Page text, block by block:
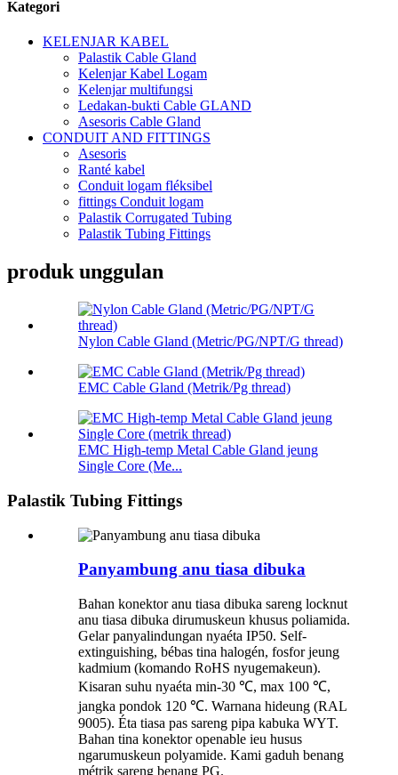
Kategori
KELENJAR KABEL
Palastik Cable Gland
Kelenjar Kabel Logam
Kelenjar multifungsi
Ledakan-bukti Cable GLAND
Asesoris Cable Gland
CONDUIT AND FITTINGS
Asesoris
Ranté kabel
Conduit logam fléksibel
fittings Conduit logam
Palastik Corrugated Tubing
Palastik Tubing Fittings
produk unggulan
Nylon Cable Gland (Metric/PG/NPT/G thread)
EMC Cable Gland (Metrik/Pg thread)
EMC High-temp Metal Cable Gland jeung
Single Core (Me...
Palastik Tubing Fittings
Panyambung anu tiasa dibuka
Bahan konektor anu tiasa dibuka sareng locknut
anu tiasa dibuka dirumuskeun khusus poliamida.
Gelar panyalindungan nyaéta IP50. Self-
extinguishing, bébas tina halogén, fosfor jeung
kadmium (komando RoHS nyugemakeun).
Kisaran suhu nyaéta min-30 ℃, max 100 ℃,
jangka pondok 120 ℃. Warnana hideung (RAL
9005). Éta tiasa pas sareng pipa kabuka WYT.
Bahan tina konektor openable ieu husus
ngarumuskeun polyamide. Kami gaduh benang
métrik sareng benang PG.